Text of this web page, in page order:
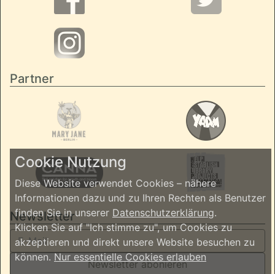
Partner
Newsletter
Newsletter abonieren
Cookie Nutzung
Diese Website verwendet Cookies – nähere
Informationen dazu und zu Ihren Rechten als Benutzer
finden Sie in unserer Datenschutzerklärung.
Klicken Sie auf "Ich stimme zu", um Cookies zu
akzeptieren und direkt unsere Website besuchen zu
können.Nur essentielle Cookies erlauben